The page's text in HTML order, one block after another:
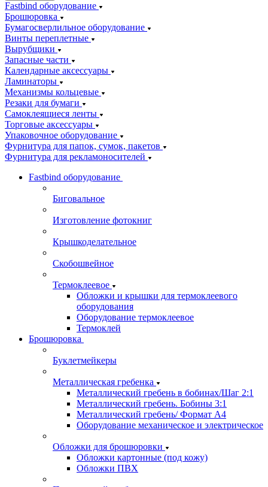
Fastbind оборудование
Брошюровка
Бумагосверлильное оборудование
Винты переплетные
Вырубщики
Запасные части
Календарные аксессуары
Ламинаторы
Механизмы кольцевые
Резаки для бумаги
Самоклеящиеся ленты
Торговые аксессуары
Упаковочное оборудование
Фурнитура для папок, сумок, пакетов
Фурнитура для рекламоносителей
Fastbind оборудование
Биговальное
Изготовление фотокниг
Крышкоделательное
Скобошвейное
Термоклеевое
Обложки и крышки для термоклеевого
оборудования
Оборудование термоклеевое
Термоклей
Брошюровка
Буклетмейкеры
Металлическая гребенка
Металлический гребень в бобинах/Шаг 2:1
Металлический гребень. Бобины 3:1
Металлический гребень/ Формат А4
Оборудование механическое и электрическое
Обложки для брошюровки
Обложки картонные (под кожу)
Обложки ПВХ